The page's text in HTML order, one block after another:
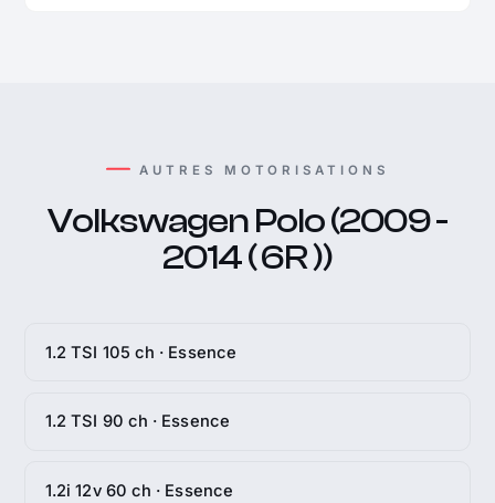
AUTRES MOTORISATIONS
Volkswagen Polo (2009 -
2014 ( 6R ))
1.2 TSI 105 ch · Essence
1.2 TSI 90 ch · Essence
1.2i 12v 60 ch · Essence